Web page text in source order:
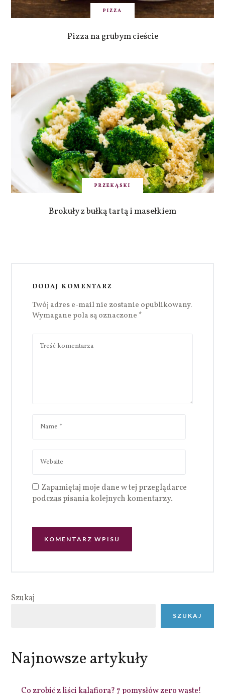
PIZZA
Pizza na grubym cieście
PRZEKĄSKI
Brokuły z bułką tartą i masełkiem
DODAJ KOMENTARZ
Twój adres e-mail nie zostanie opublikowany.
Wymagane pola są oznaczone *
Zapamiętaj moje dane w tej przeglądarce
podczas pisania kolejnych komentarzy.
Szukaj
SZUKAJ
Najnowsze artykuły
Co zrobić z liści kalafiora? 7 pomysłów zero waste!